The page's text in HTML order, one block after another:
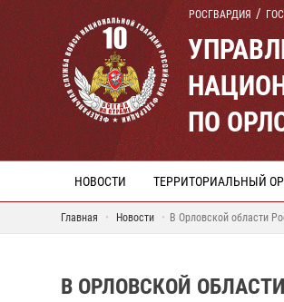
РОСГВАРДИЯ
ПО
НОВОСТИ ТЕРРИТОРИАЛЬНЫЙ
Главная Новости В Орловской области
В ОРЛОВСКОЙ